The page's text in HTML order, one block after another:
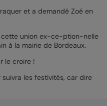
et a demandé Zoé en
cette union ex-ce-ption-nelle
à la mairie de Bordeaux.
le croire !
suivra les festivités, car dire